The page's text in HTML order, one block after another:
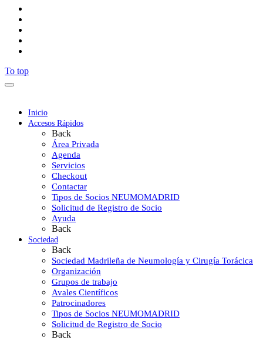
To top
Inicio
Accesos Rápidos
Back
Área Privada
Agenda
Servicios
Checkout
Contactar
Tipos de Socios NEUMOMADRID
Solicitud de Registro de Socio
Ayuda
Back
Sociedad
Back
Sociedad Madrileña de Neumología y Cirugía Torácica
Organización
Grupos de trabajo
Avales Científicos
Patrocinadores
Tipos de Socios NEUMOMADRID
Solicitud de Registro de Socio
Back